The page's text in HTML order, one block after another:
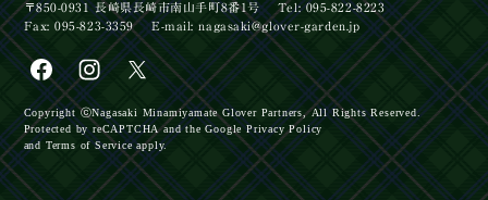
【イベント】長崎居留地まつり2026開催！
【イベント】8/16開催‼第3日曜日×長崎市民入園
料無料デー
【お知らせ】長崎の魅力を詰め込んだカプセルトイ
〒850-0931 長崎県長崎市南山手町8番1号 Tel: 095-822-8223
Fax: 095-823-3359 E-mail:nagasaki@glover-garden.jp
Copyright ⓒNagasaki Minamiyamate Glover Partners,All Rights Reserved.
Protected by reCAPTCHAand the GooglePrivacy Policy
and Terms of Serviceapply.